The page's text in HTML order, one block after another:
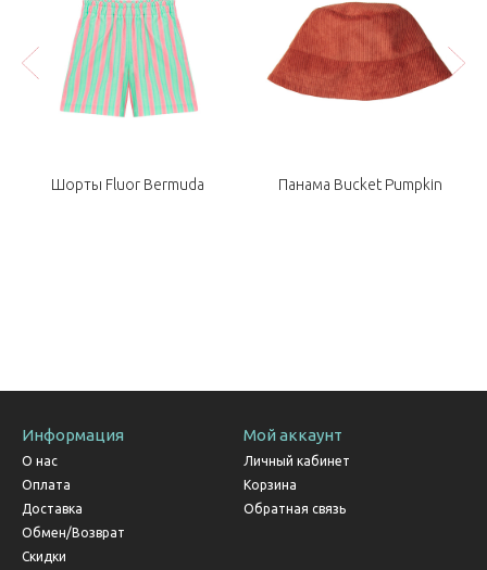
Шорты Fluor Bermuda Панама Bucket Pumpkin
Информация
О нас
Оплата
Доставка
Обмен/Возврат
Скидки
Мой аккаунт
Личный кабинет
Корзина
Обратная связь